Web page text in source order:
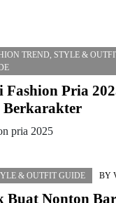
TREND STYLE &
Fashion Pria
Berkarakter
pria 2025
& OUTFIT GUIDE BY
Buat Nonton